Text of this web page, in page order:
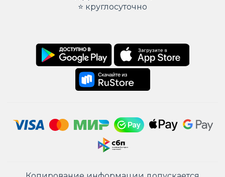
⭐ круглосуточно